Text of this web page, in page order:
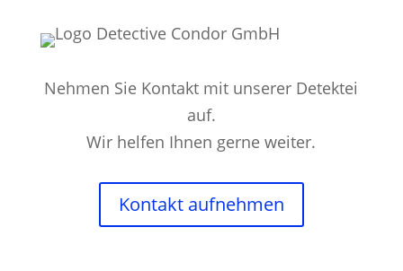
Nehmen Sie Kontakt mit unserer Detektei
auf.
Wir helfen Ihnen gerne weiter.
Kontakt aufnehmen